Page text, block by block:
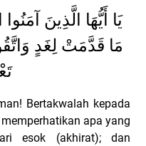
يَا أَيُّهَا الَّذِينَ
مَا قَدَّمَتْ لِغَدٍ
Bertakwalah kepada
apa yang
esok (akhirat); dan